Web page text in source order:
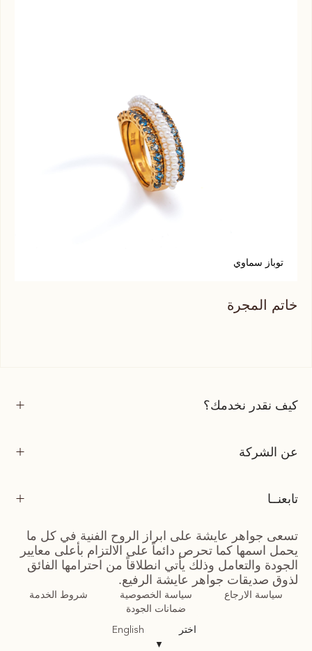
توباز سماوي
خاتم المجرة
كيف نقدر نخدمك؟
عن الشركة
تابعنــا
تسعى جواهر عايشة على ابراز الروح الفنية في كل ما
يحمل اسمها كما تحرص دائماً على الالتزام بأعلى معايير
الجودة والتعامل وذلك يأتي انطلاقاً من احترامها الفائق
لذوق صديقات جواهر عايشة الرفيع.
سياسة الارجاع سياسة الخصوصية
شروط الخدمة
ضمانات الجودة
اختر
▼
English